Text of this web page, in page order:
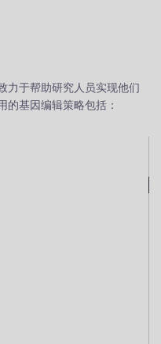
力于帮助研究人员实现他们
的基因编辑策略包括：